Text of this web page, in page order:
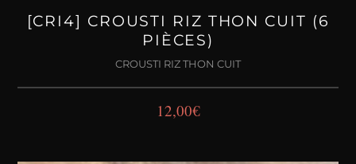
[CRI4] CROUSTI RIZ THON CUIT (6
PIÈCES)
CROUSTI RIZ THON CUIT
12,00€